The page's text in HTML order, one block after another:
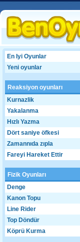
En Iyi Oyunlar
Yeni oyunlar
Reaksiyon oyunları
Kurnazlik
Yakalanma
Hızlı Yazma
Dört saniye öfkesi
Zamannıda zıpla
Fareyi Hareket Ettir
Fizik Oyunları
Denge
Kanon Topu
Line Rider
Top Döndür
Köprü Kurma